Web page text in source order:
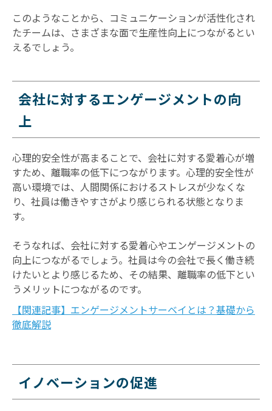
このようなことから、コミュニケーションが活性化され
たチームは、さまざまな面で生産性向上につながるとい
えるでしょう。
会社に対するエンゲージメントの向
上
心理的安全性が高まることで、会社に対する愛着心が増
すため、離職率の低下につながります。心理的安全性が
高い環境では、人間関係におけるストレスが少なくな
り、社員は働きやすさがより感じられる状態となりま
す。
そうなれば、会社に対する愛着心やエンゲージメントの
向上につながるでしょう。社員は今の会社で長く働き続
けたいとより感じるため、その結果、離職率の低下とい
うメリットにつながるのです。
【関連記事】エンゲージメントサーベイとは？基礎から
徹底解説
イノベーションの促進